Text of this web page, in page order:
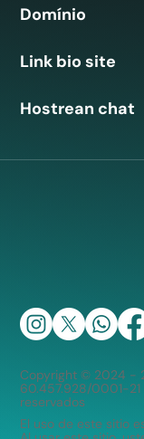
Domínio
Link bio site
Hostrean chat
Copyright © 2024 -
60.457.928/0001-
reservados
El uso de este sitio